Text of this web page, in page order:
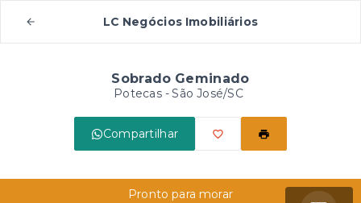
LC Negócios Imobiliários
Sobrado Geminado
Potecas - São José/SC
Compartilhar
Pronto para morar